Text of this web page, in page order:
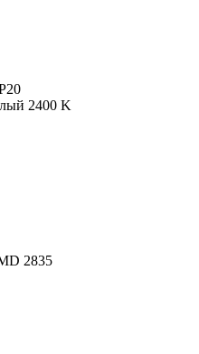
2400 K
2835